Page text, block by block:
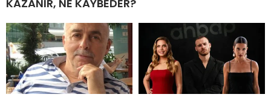
KAZANIR, NE KAYBEDER?